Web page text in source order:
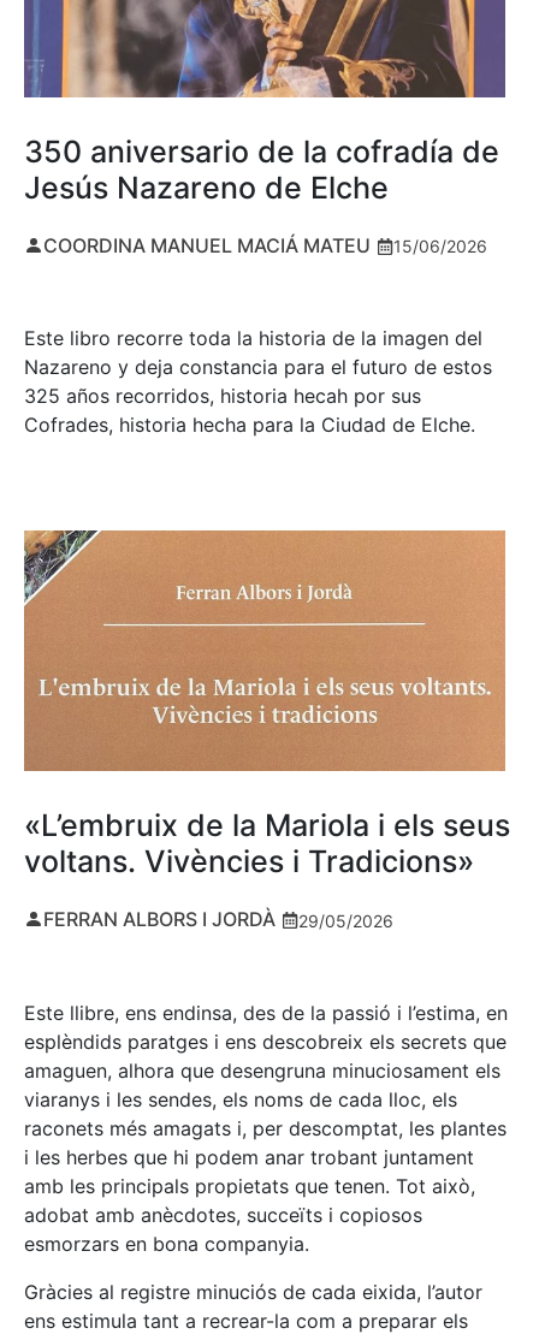
350 aniversario de la cofradía de
Jesús Nazareno de Elche
COORDINA MANUEL MACIÁ MATEU 15/06/2026
Este libro recorre toda la historia de la imagen del
Nazareno y deja constancia para el futuro de estos
325 años recorridos, historia hecah por sus
Cofrades, historia hecha para la Ciudad de Elche.
«L’embruix de la Mariola i els seus
voltans. Vivències i Tradicions»
FERRAN ALBORS I JORDÀ 29/05/2026
Este llibre, ens endinsa, des de la passió i l’estima, en
esplèndids paratges i ens descobreix els secrets que
amaguen, alhora que desengruna minuciosament els
viaranys i les sendes, els noms de cada lloc, els
raconets més amagats i, per descomptat, les plantes
i les herbes que hi podem anar trobant juntament
amb les principals propietats que tenen. Tot això,
adobat amb anècdotes, succeïts i copiosos
esmorzars en bona companyia.
Gràcies al registre minuciós de cada eixida, l’autor
ens estimula tant a recrear-la com a preparar els